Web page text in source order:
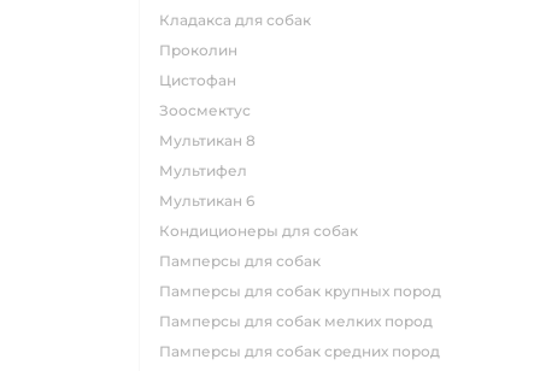
кладакса для собак
проколин
цистофан
зоосмектус
мультикан 8
мультифел
мультикан 6
кондиционеры для собак
памперсы для собак
памперсы для собак крупных пород
памперсы для собак мелких пород
памперсы для собак средних пород